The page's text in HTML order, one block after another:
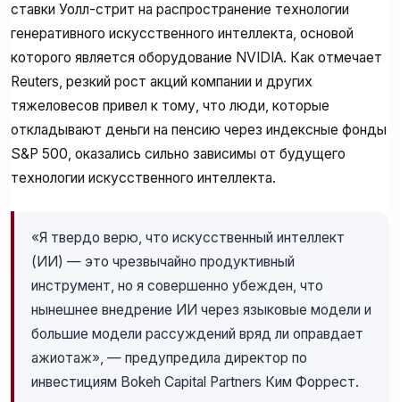
ставки Уолл-стрит на распространение технологии
генеративного искусственного интеллекта, основой
которого является оборудование NVIDIA. Как отмечает
Reuters, резкий рост акций компании и других
тяжеловесов привел к тому, что люди, которые
откладывают деньги на пенсию через индексные фонды
S&P 500, оказались сильно зависимы от будущего
технологии искусственного интеллекта.
«Я твердо верю, что искусственный интеллект
(ИИ) — это чрезвычайно продуктивный
инструмент, но я совершенно убежден, что
нынешнее внедрение ИИ через языковые модели и
большие модели рассуждений вряд ли оправдает
ажиотаж», — предупредила директор по
инвестициям Bokeh Capital Partners Ким Форрест.